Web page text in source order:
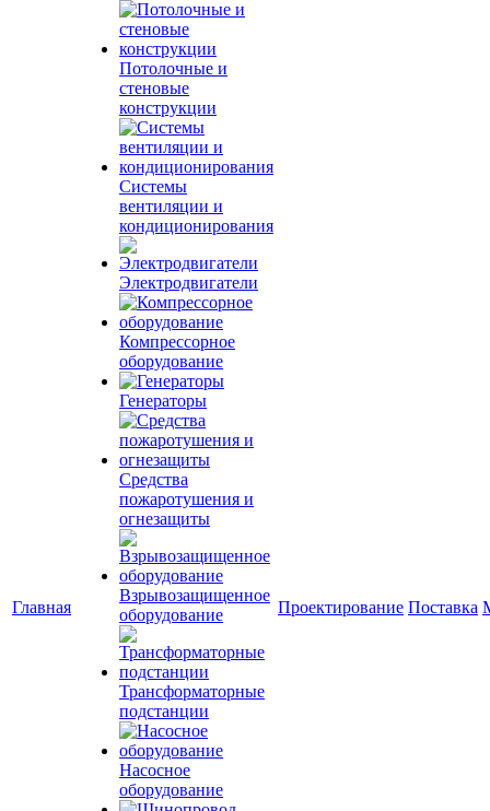
Главная
Потолочные и
стеновые
конструкции
Системы
вентиляции и
кондиционирования
Электродвигатели
Компрессорное
оборудование
Генераторы
Средства
пожаротушения и
огнезащиты
Взрывозащищенное
оборудование
Трансформаторные
подстанции
Насосное
оборудование
Проектирование Поставка